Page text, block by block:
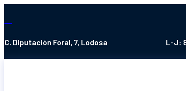
C. Diputación Foral, 7, Lodosa L-J: